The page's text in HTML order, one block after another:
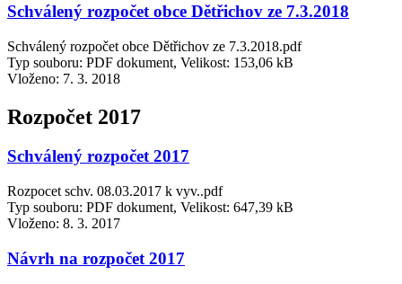
Schválený rozpočet obce Dětřichov ze 7.3.2018
Schválený rozpočet obce Dětřichov ze 7.3.2018.pdf
Typ souboru: PDF dokument, Velikost: 153,06 kB
Vloženo: 7. 3. 2018
Rozpočet 2017
Schválený rozpočet 2017
Rozpocet schv. 08.03.2017 k vyv..pdf
Typ souboru: PDF dokument, Velikost: 647,39 kB
Vloženo: 8. 3. 2017
Návrh na rozpočet 2017